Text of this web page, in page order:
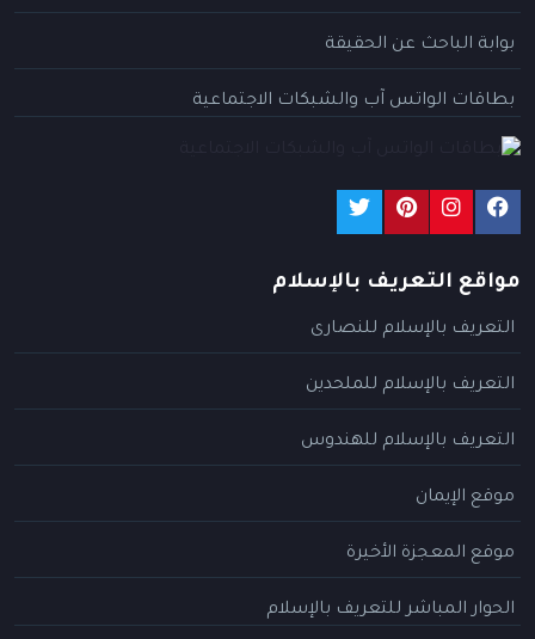
بوابة الباحث عن الحقيقة
بطاقات الواتس آب والشبكات الاجتماعية
مواقع التعريف بالإسلام
التعريف بالإسلام للنصارى
التعريف بالإسلام للملحدين
التعريف بالإسلام للهندوس
موقع الإيمان
موقع المعجزة الأخيرة
الحوار المباشر للتعريف بالإسلام